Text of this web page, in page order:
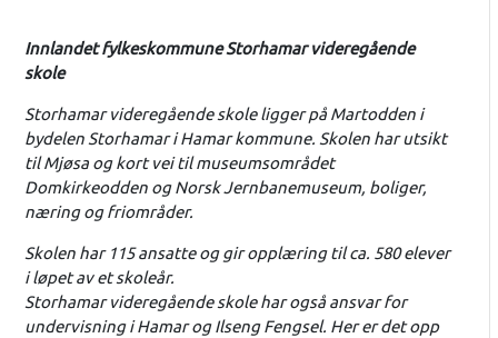
Innlandet fylkeskommune Storhamar videregående
skole
Storhamar videregående skole ligger på Martodden i
bydelen Storhamar i Hamar kommune. Skolen har utsikt
til Mjøsa og kort vei til museumsområdet
Domkirkeodden og Norsk Jernbanemuseum, boliger,
næring og friområder.
Skolen har 115 ansatte og gir opplæring til ca. 580 elever
i løpet av et skoleår.
Storhamar videregående skole har også ansvar for
undervisning i Hamar og Ilseng Fengsel. Her er det opp